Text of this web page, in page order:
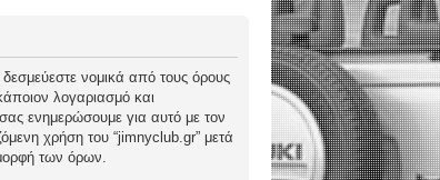
νομικά από τους όρους
λογαριασμό και
ενημερώσουμε για αυτό με τον
χρήση του “jimnyclub.gr” μετά
των όρων.